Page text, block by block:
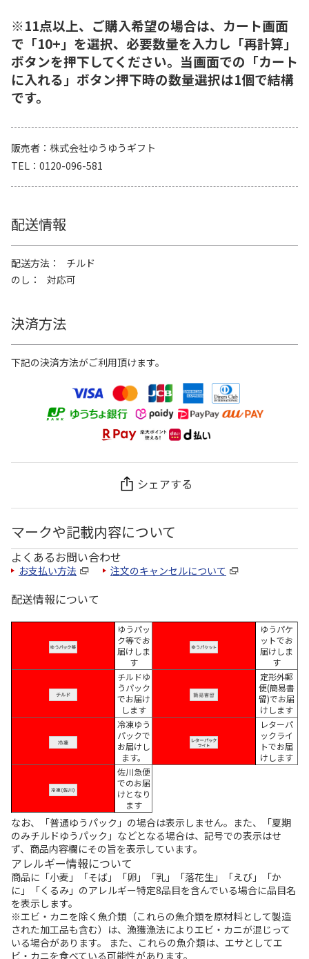
※11点以上、ご購入希望の場合は、カート画面
で「10+」を選択、必要数量を入力し「再計算」
ボタンを押下してください。当画面での「カート
に入れる」ボタン押下時の数量選択は1個で結構
です。
販売者
株式会社ゆうゆうギフト
TEL
0120-096-581
配送情報
配送方法
チルド
のし
対応可
決済方法
下記の決済方法がご利用頂けます。
シェアする
マークや記載内容について
よくあるお問い合わせ
お支払い方法 注文のキャンセルについて
配送情報について
ゆうパッ
ク等でお
届けしま
す
ゆうパケ
ットでお
届けしま
す
チルドゆ
うパック
でお届け
します
定形外郵
便(簡易書
留)でお届
けします
冷凍ゆう
パックで
お届けし
ます。
レターパ
ックライ
トでお届
けします
佐川急便
でのお届
けとなり
ます
なお、「普通ゆうパック」の場合は表示しません。また、「夏期
のみチルドゆうパック」などとなる場合は、記号での表示はせ
ず、商品内容欄にその旨を表示しています。
アレルギー情報について
商品に「小麦」「そば」「卵」「乳」「落花生」「えび」「か
に」「くるみ」のアレルギー特定8品目を含んでいる場合に品目名
を表示します。
※エビ・カニを除く魚介類（これらの魚介類を原材料として製造
された加工品も含む）は、漁獲漁法によりエビ・カニが混じって
いる場合があります。 また、これらの魚介類は、エサとしてエ
ビ・カニを食べている可能性があります。